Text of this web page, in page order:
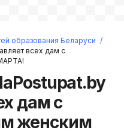
образования Беларуси /
всех дам с
дам с
женским